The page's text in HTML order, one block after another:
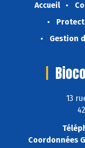
Accueil
Gestion
13
Coordonnées